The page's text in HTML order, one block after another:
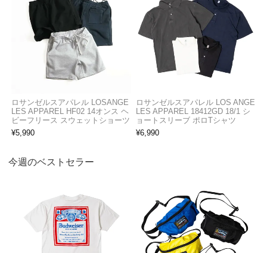
ロサンゼルスアパレル LOSANGE
LES APPAREL HF02 14オンス ヘ
ビーフリース スウェットショーツ
¥5,990
ロサンゼルスアパレル LOS ANGE
LES APPAREL 18412GD 18/1 シ
ョートスリーブ ポロTシャツ
¥6,990
今週のベストセラー